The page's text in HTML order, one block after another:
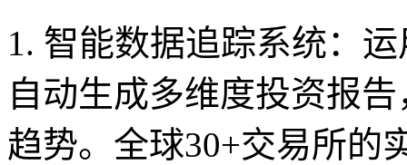
1. 智能数据追踪系统：
自动生成多维度投资报
趋势。全球30+交易所的